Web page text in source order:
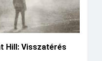
Hill: Visszatérés